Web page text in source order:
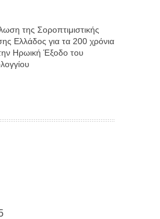
της Σοροπτιμιστικής
Ελλάδος για τα 200 χρόνια
Ηρωική Έξοδο του